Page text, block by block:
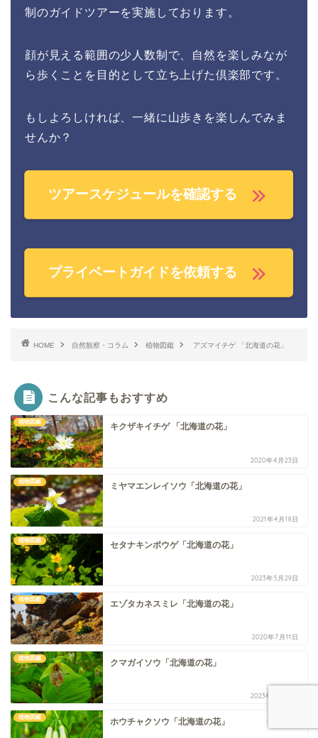
制のガイドツアーを実施しております。
顔が見える範囲の少人数制で、自然を楽しみなが
ら歩くことを目的として立ち上げた倶楽部です。
もしよろしければ、一緒に山歩きを楽しんでみま
せんか？
ツアースケジュールを確認する
プライベートガイドを依頼する
HOME 自然観察・コラム 植物図鑑 アズマイチゲ 「北海道の花」
こんな記事もおすすめ
植物図鑑 キクザキイチゲ 「北海道の花」
2020年4月23日
植物図鑑 ミヤマエンレイソウ「北海道の花」
2021年4月18日
植物図鑑 セタナキンポウゲ「北海道の花」
2023年5月29日
植物図鑑 エゾタカネスミレ「北海道の花」
2020年7月11日
植物図鑑 クマガイソウ「北海道の花」
2023年5月30日
植物図鑑 ホウチャクソウ「北海道の花」